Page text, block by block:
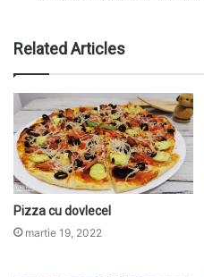
Related Articles
Pizza cu dovlecel
martie 19, 2022